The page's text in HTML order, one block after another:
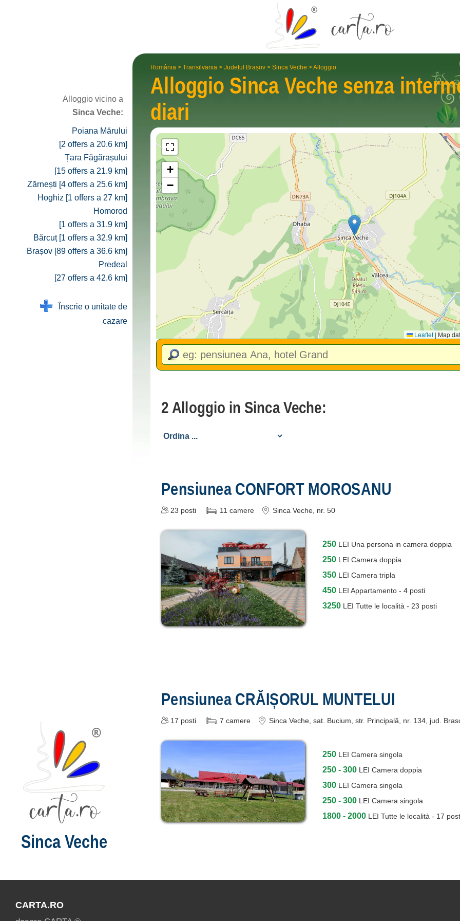
România > Transilvania > Județul Brașov > Sinca Veche >Alloggio
Alloggio Sinca Veche senza
diari
+
−
Leaflet | Map
2 Alloggio in Sinca Veche:
Pensiunea CONFORT MOROSANU
23 posti 11 camere Sinca Veche , nr. 50
250 LEI Una persona in camera doppia
250 LEI Camera doppia
350 LEI Camera tripla
450 LEI Appartamento - 4 posti
3250 LEI Tutte le località - 23 posti
Pensiunea CRĂIȘORUL MUNTELUI
17 posti 7 camere Sinca Veche , sat. Bucium, str. Principală, nr. 134 , jud.
250 LEI Camera singola
250 - 300 LEI Camera doppia
300 LEI Camera singola
250 - 300 LEI Camera singola
1800 - 2000 LEI Tutte le località - 17
Alloggio vicino a
Sinca Veche:
Poiana Mărului
[2 offers a 20.6 km]
Țara Făgărașului
[15 offers a 21.9 km]
Zărnești [4 offers a 25.6 km]
Hoghiz [1 offers a 27 km]
Homorod
[1 offers a 31.9 km]
Bărcuț [1 offers a 32.9 km]
Brașov [89 offers a 36.6 km]
Predeal
[27 offers a 42.6 km]
Înscrie o unitate de
cazare
Sinca Veche
CARTA.RO